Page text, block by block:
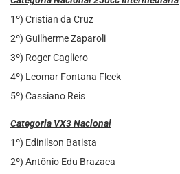
1º) Cristian da Cruz
2º) Guilherme Zaparoli
3º) Roger Cagliero
4º) Leomar Fontana Fleck
5º) Cassiano Reis
Categoria VX3 Nacional
1º) Edinilson Batista
2º) Antônio Edu Brazaca